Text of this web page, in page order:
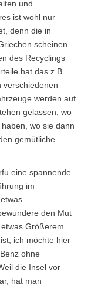
und
ist wohl nur
denn die in
scheinen
des Recyclings
hat das z.B.
verschiedenen
werden auf
gelassen, wo
wo sie dann
gemütliche
eine spannende
im
den Mut
Größerem
ich möchte hier
ohne
die Insel vor
hat man